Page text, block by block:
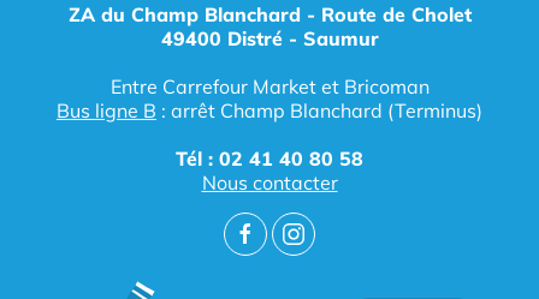
ZA du Champ Blanchard - Route de Cholet
49400 Distré - Saumur
Entre Carrefour Market et Bricoman
Bus ligne B : arrêt Champ Blanchard (Terminus)
Tél : 02 41 40 80 58
Nous contacter